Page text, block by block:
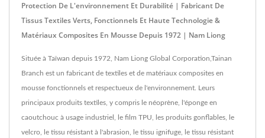
Protection De L'environnement Et Durabilité | Fabricant De
Tissus Textiles Verts, Fonctionnels Et Haute Technologie &
Matériaux Composites En Mousse Depuis 1972 | Nam Liong
Située à Taïwan depuis 1972, Nam Liong Global Corporation,Tainan
Branch est un fabricant de textiles et de matériaux composites en
mousse fonctionnels et respectueux de l'environnement. Leurs
principaux produits textiles, y compris le néoprène, l'éponge en
caoutchouc à usage industriel, le film TPU, les produits gonflables, le
velcro, le tissu résistant à l'abrasion, le tissu ignifuge, le tissu résistant